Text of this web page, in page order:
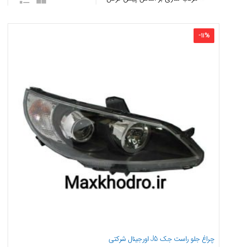
-11%
چراغ جلو راست جک J5 اورجینال شرکتی